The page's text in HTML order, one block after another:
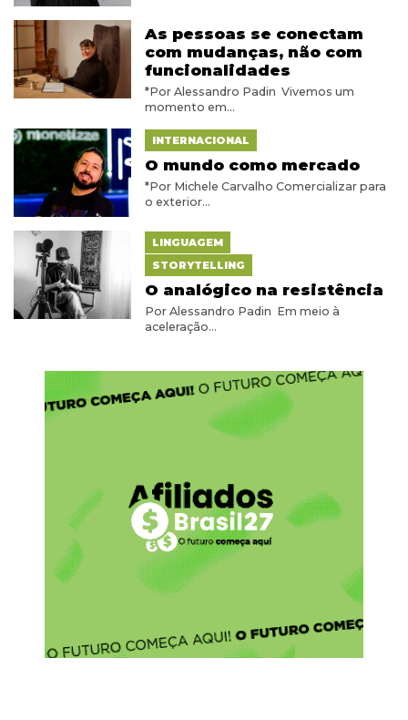
As pessoas se conectam
com mudanças, não com
funcionalidades
*Por Alessandro Padin Vivemos um
momento em...
INTERNACIONAL
O mundo como mercado
*Por Michele Carvalho Comercializar para
o exterior...
LINGUAGEM
STORYTELLING
O analógico na resistência
Por Alessandro Padin Em meio à
aceleração...